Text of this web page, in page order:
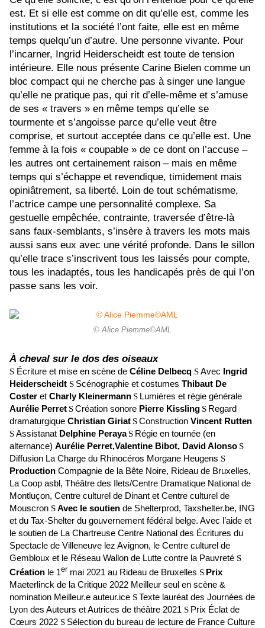
est. Et si elle est comme on dit qu’elle est, comme les
institutions et la société l’ont faite, elle est en même
temps quelqu’un d’autre. Une personne vivante. Pour
l’incarner,
Ingrid Heiderscheidt est toute de tension
intérieure. Elle nous présente Carine Bielen comme un
bloc compact qui ne cherche pas à singer une langue
qu’elle ne pratique pas, qui rit d’elle-même et s’amuse
de ses « travers » en même temps qu’elle se
tourmente et s’angoisse parce qu’elle veut être
comprise, et surtout acceptée dans ce qu’elle est. Une
femme à la fois « coupable » de ce dont on l’accuse –
les autres ont certainement raison – mais en même
temps qui s’échappe et revendique, timidement mais
opiniâtrement, sa liberté. Loin de tout schématisme,
l’actrice campe une personnalité complexe. Sa
gestuelle empêchée, contrainte, traversée d’être-là
sans faux-semblants, s’insère à travers les mots mais
aussi sans eux avec une vérité profonde. Dans le sillon
qu’elle trace s’inscrivent tous les laissés pour compte,
tous les inadaptés, tous les handicapés près de qui l’on
passe sans les voir.
© Alice Piemme©AML
À cheval sur le dos des oiseaux
S Écriture et mise en scène de Céline Delbecq SAvec Ingrid
Heiderscheidt S Scénographie et costumes Thibaut De
Coster et Charly Kleinermann S Lumières et régie générale
Aurélie Perret SCréation sonore Pierre Kissling S Regard
dramaturgique Christian Giriat SConstruction Vincent Rutten
SAssistanat Delphine Peraya S Régie en tournée (en
alternance) Aurélie Perret,Valentine Bibot, David Alonso S
Diffusion La Charge du Rhinocéros Morgane Heugens S
Production Compagnie de la Bête Noire, Rideau de Bruxelles,
La Coop asbl, Théâtre des Ilets/Centre Dramatique National de
Montluçon, Centre culturel de Dinant et Centre culturel de
Mouscron SAvec le soutien de Shelterprod, Taxshelter.be, ING
et du Tax-Shelter du gouvernement fédéral belge. Avec l’aide et
le soutien de La Chartreuse Centre National des Écritures du
Spectacle de Villeneuve lez Avignon, le Centre culturel de
Gembloux et le Réseau Wallon de Lutte contre la Pauvreté S
Création le 1er mai 2021 au Rideau de Bruxelles S Prix
Maeterlinck de la Critique 2022 Meilleur seul en scène &
nomination Meilleur.e auteur.ice STexte lauréat des Journées de
Lyon des Auteurs et Autrices de théâtre 2021 S Prix Éclat de
Cœurs 2022 S Sélection du bureau de lecture de France Culture